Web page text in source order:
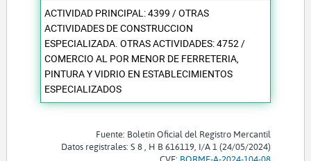
ACTIVIDAD PRINCIPAL: 4399 / OTRAS
ACTIVIDADES DE CONSTRUCCION
ESPECIALIZADA. OTRAS ACTIVIDADES: 4752 /
COMERCIO AL POR MENOR DE FERRETERIA,
PINTURA Y VIDRIO EN ESTABLECIMIENTOS
ESPECIALIZADOS
Fuente: Boletín Oficial del Registro Mercantil
Datos registrales: S 8 , H B 616119, I/A 1 (24/05/2024)
CVE: BORME-A-2024-104-08